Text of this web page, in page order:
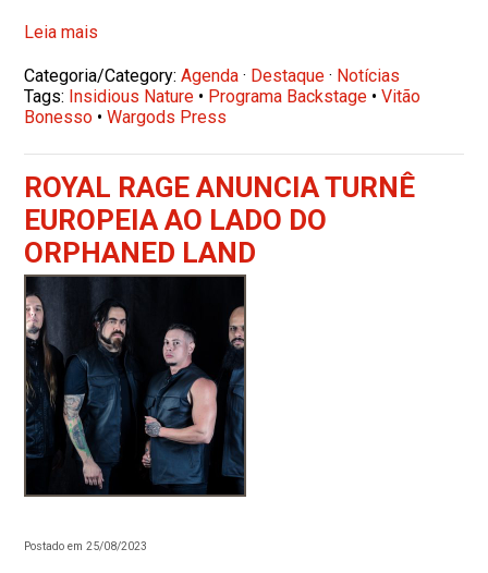
Leia mais
Categoria/Category:Agenda · Destaque · Notícias
Tags: Insidious Nature • Programa Backstage •Vitão
Bonesso •Wargods Press
ROYAL RAGE ANUNCIA TURNÊ
EUROPEIA AO LADO DO
ORPHANED LAND
Postado em 25/08/2023